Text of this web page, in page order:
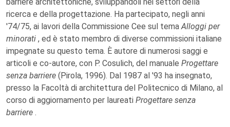
ricerca e della progettazione. Ha partecipato, negli anni
'74/75, ai lavori della Commissione Cee sul temaAlloggi per
minorati , ed è stato membro di diverse commissioni italiane
impegnate su questo tema. È autore di numerosi saggi e
articoli e co-autore, con P. Cosulich, del manuale Progettare
senza barriere (Pirola, 1996). Dal 1987 al '93 ha insegnato,
presso la Facoltà di architettura del Politecnico di Milano, al
corso di aggiornamento per laureati Progettare senza
barriere .